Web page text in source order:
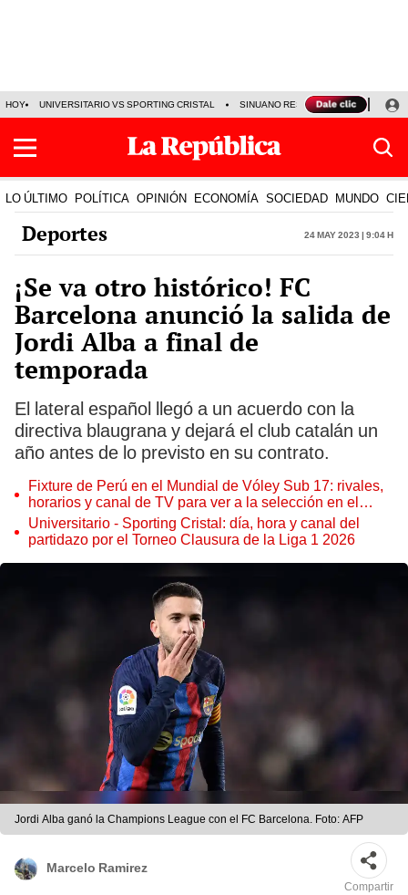
HOY UNIVERSITARIO VS SPORTING CRISTAL SINUANO RESULTADOS HOY
LO ÚLTIMO POLÍTICA OPINIÓN ECONOMÍA SOCIEDAD MUNDO
Deportes 24 May 2023 | 9:04 h
¡Se va otro histórico! FC
Barcelona anunció la salida de
Jordi Alba a final de
temporada
El lateral español llegó a un acuerdo con la
directiva blaugrana y dejará el club catalán un
año antes de lo previsto en su contrato.
Fixture de Perú en el Mundial de Vóley Sub 17: rivales,
horarios y canal de TV para ver a la selección en el
torneo
Universitario - Sporting Cristal: día, hora y canal del
partidazo por el Torneo Clausura de la Liga 1 2026
Jordi Alba ganó la Champions League con el FC Barcelona. Foto: AFP
Marcelo Ramirez
Compartir